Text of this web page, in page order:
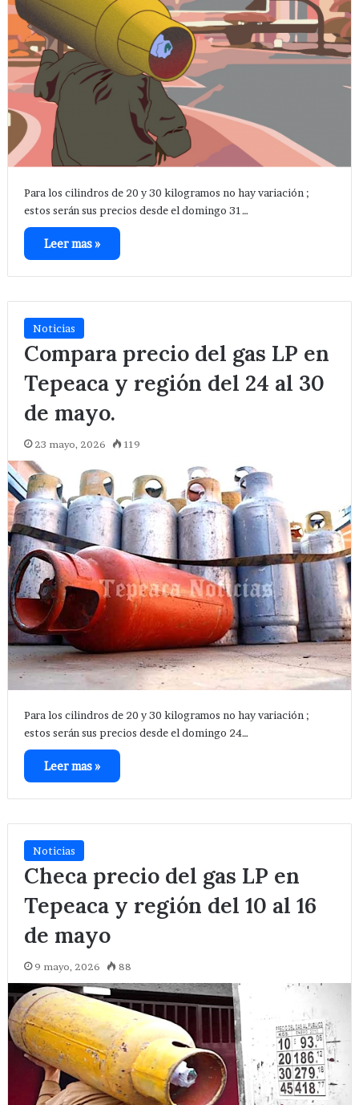
Para los cilindros de 20 y 30 kilogramos no hay variación ;
estos serán sus precios desde el domingo 31…
Leer mas »
Noticias
Compara precio del gas LP en
Tepeaca y región del 24 al 30
de mayo.
23 mayo, 2026 119
Para los cilindros de 20 y 30 kilogramos no hay variación ;
estos serán sus precios desde el domingo 24…
Leer mas »
Noticias
Checa precio del gas LP en
Tepeaca y región del 10 al 16
de mayo
9 mayo, 2026 88